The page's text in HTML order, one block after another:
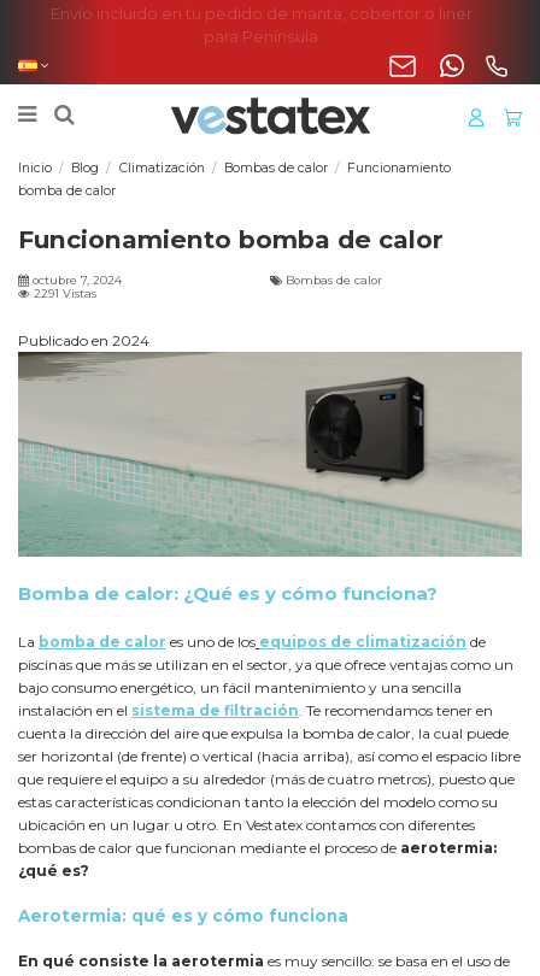
Envío incluido en tu pedido de manta, cobertor o liner
para Península
Inicio Blog Climatización Bombas de calor
Funcionamiento
bomba de calor
Funcionamiento bomba de calor
octubre 7, 2024
Bombas de calor
2291 Vistas
Publicado en 2024
Bomba de calor: ¿Qué es y cómo funciona?
La bomba de calor es uno de los equipos de climatización de
piscinas que más se utilizan en el sector, ya que ofrece ventajas como un
bajo consumo energético, un fácil mantenimiento y una sencilla
instalación en el sistema de filtración . Te recomendamos tener en
cuenta la dirección del aire que expulsa la bomba de calor, la cual puede
ser horizontal (de frente) o vertical (hacia arriba), así como el espacio libre
que requiere el equipo a su alrededor (más de cuatro metros), puesto que
estas características condicionan tanto la elección del modelo como su
ubicación en un lugar u otro. En Vestatex contamos con diferentes
bombas de calor que funcionan mediante el proceso de aerotermia:
¿qué es?
Aerotermia: qué es y cómo funciona
En qué consiste la aerotermia es muy sencillo: se basa en el uso de